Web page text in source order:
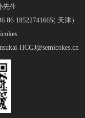
先生
86 18522741665( 天津）
HCGJ@semicokes.cn